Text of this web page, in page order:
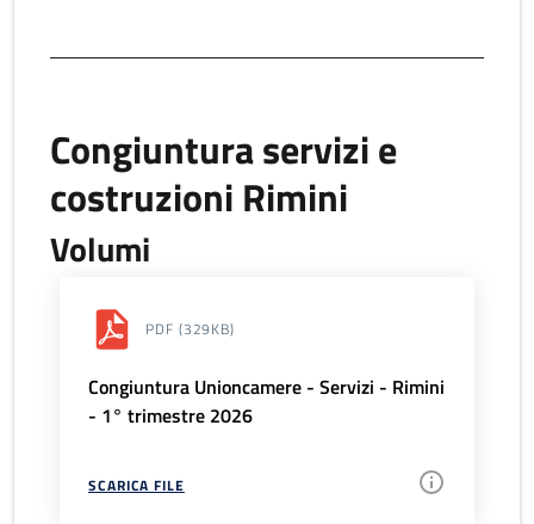
Congiuntura servizi e
costruzioni Rimini
Volumi
PDF (329KB)
Congiuntura Unioncamere - Servizi - Rimini
- 1° trimestre 2026
SCARICA FILE